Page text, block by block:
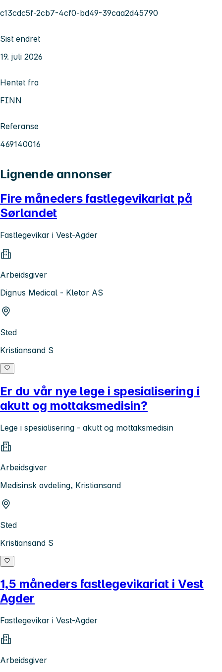
c13cdc5f-2cb7-4cf0-bd49-39caa2d45790
Sist endret
19. juli 2026
Hentet fra
FINN
Referanse
469140016
Lignende annonser
Fire måneders fastlegevikariat på
Sørlandet
Fastlegevikar i Vest-Agder
Arbeidsgiver
Dignus Medical - Kletor AS
Sted
Kristiansand S
Er du vår nye lege i spesialisering i
akutt og mottaksmedisin?
Lege i spesialisering - akutt og mottaksmedisin
Arbeidsgiver
Medisinsk avdeling, Kristiansand
Sted
Kristiansand S
1,5 måneders fastlegevikariat i Vest
Agder
Fastlegevikar i Vest-Agder
Arbeidsgiver